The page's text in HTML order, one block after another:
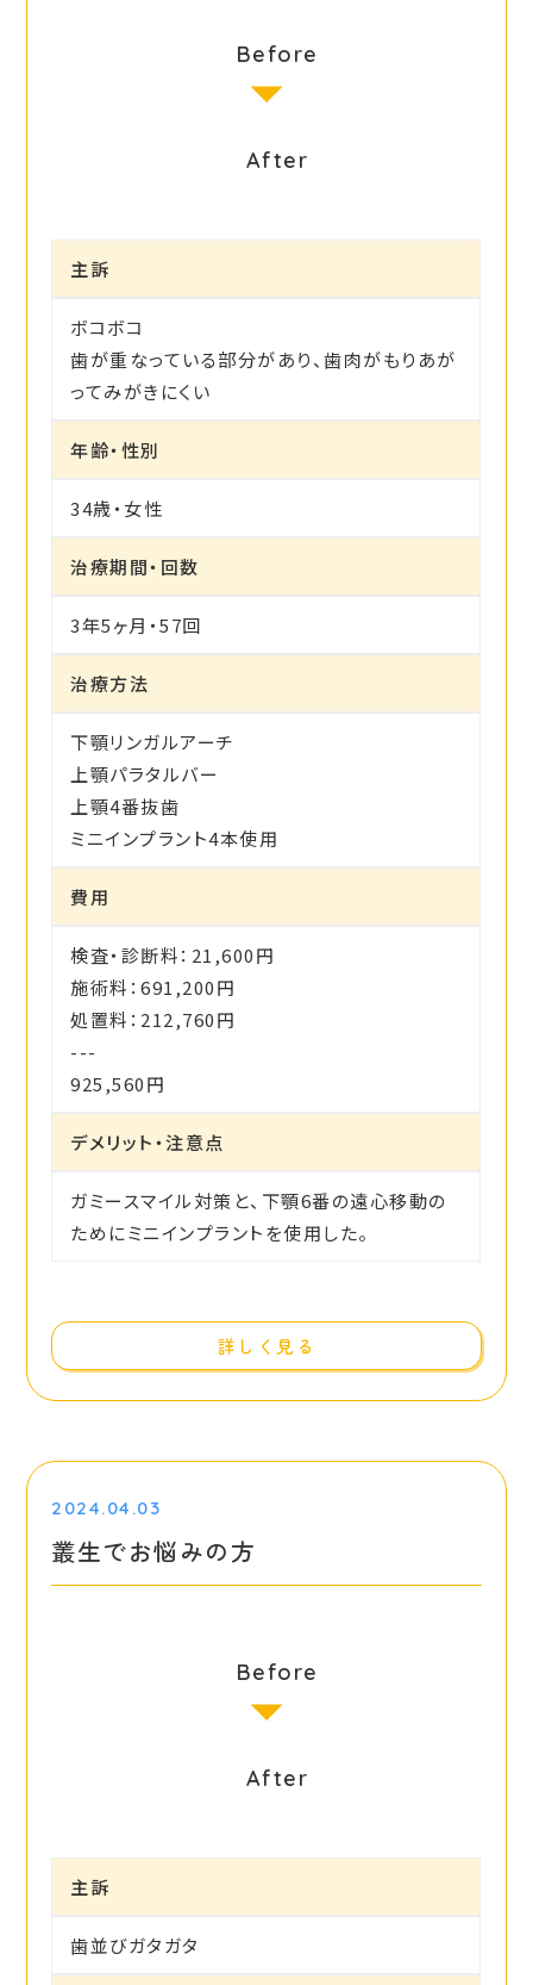
Before
After
主訴
ボコボコ
歯が重なっている部分があり、歯肉がもりあが
ってみがきにくい
年齢・性別
34歳・女性
治療期間・回数
3年5ヶ月・57回
治療方法
下顎リンガルアーチ
上顎パラタルバー
上顎4番抜歯
ミニインプラント4本使用
費用
検査・診断料：21,600円
施術料：691,200円
処置料：212,760円
---
925,560円
デメリット・注意点
ガミースマイル対策と、下顎6番の遠心移動の
ためにミニインプラントを使用した。
詳しく見る
2024.04.03
叢生でお悩みの方
Before
After
主訴
歯並びガタガタ